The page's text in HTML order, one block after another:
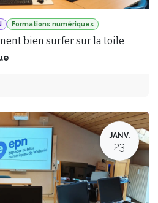
Formations numériques
bien surfer sur la toile
JANV.
23